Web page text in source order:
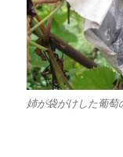
姉が袋がけした葡萄